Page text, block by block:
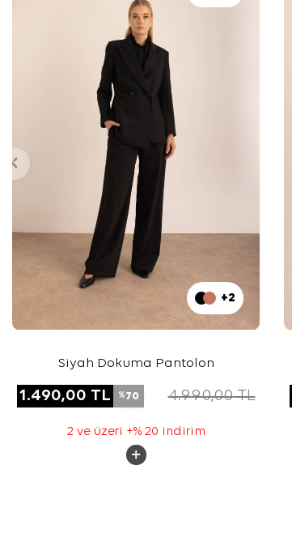
+2
Siyah Dokuma Pantolon
1.490,00 TL %70 4.990,00TL
2 ve üzeri +% 20 indirim